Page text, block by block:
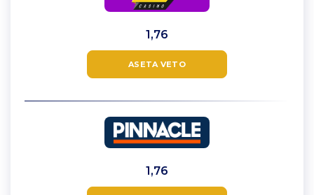
1,76
ASETA VETO
1,76